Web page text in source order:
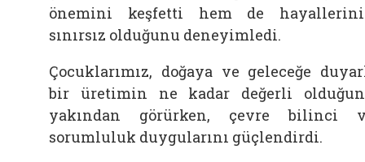
önemini keşfetti hem de
sınırsız olduğunu deneyimledi.
Çocuklarımız, doğaya ve geleceğe
bir üretimin ne kadar değerli
yakından görürken, çevre bilinci
sorumluluk duygularını güçlendirdi.